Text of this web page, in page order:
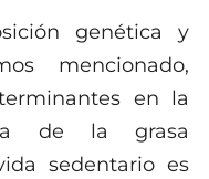
genética y
mencionado,
en la
de la grasa
sedentario es